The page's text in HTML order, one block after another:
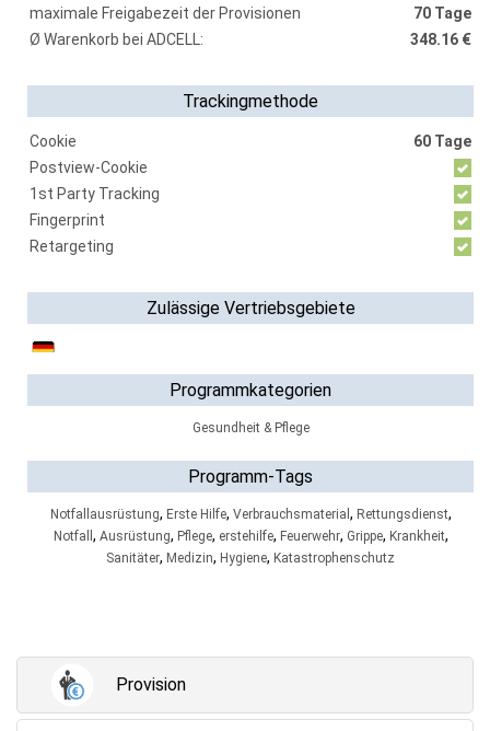
maximale Freigabezeit der Provisionen
70 Tage
Ø Warenkorb bei ADCELL:
348.16 €
Trackingmethode
Cookie
60 Tage
Postview-Cookie
1st Party Tracking
Fingerprint
Retargeting
Zulässige Vertriebsgebiete
Programmkategorien
Gesundheit & Pflege
Programm-Tags
Notfallausrüstung, Erste Hilfe, Verbrauchsmaterial , Rettungsdienst,
Notfall , Ausrüstung, Pflege, erstehilfe, Feuerwehr, Grippe, Krankheit,
Sanitäter, Medizin, Hygiene, Katastrophenschutz
Provision